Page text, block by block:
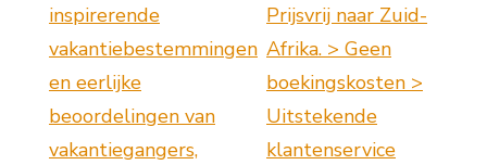
inspirerende
vakantiebestemmingen
en eerlijke
beoordelingen van
vakantiegangers,
Prijsvrij naar Zuid-
Afrika. > Geen
boekingskosten >
Uitstekende
klantenservice